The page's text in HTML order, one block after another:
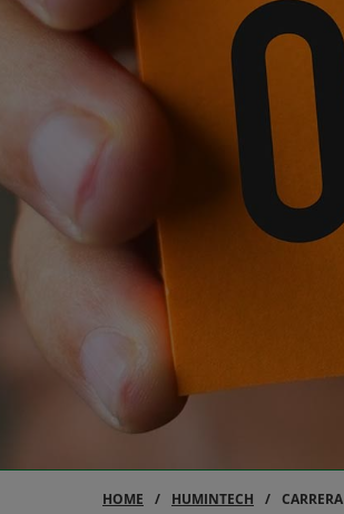
HOME HUMINTECH CARRERA